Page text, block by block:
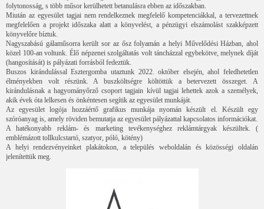
folytonosság, s több műsor kerülhetett betanulásra ebben az időszakban.
Miután az egyesület tagjai nem rendelkeznek megfelelő kompetenciákkal, a tervezettnek
megfelelően a projekt időszaka alatt a könyvelést, a pénzügyi elszámolást szakképzett
könyvelőre bíztuk.
Nagyszabású gálaműsorra került sor az ősz folyamán a helyi Művelődési Házban, ahol
közel 100-an voltunk. Élő népzenei szolgáltatás volt táncházzal egybekötve, melynek díját
(hangosítását) is pályázati forrásból fedeztük.
Buszos kirándulással Esztergomba utaztunk 2022. október elsején, ahol feledhetetlen
élményekben volt részünk. A buszköltségre költöttük a betervezett összeget. A
kirándulásnak a hagyományőrző csoport tagjain kívül tagjai lehettek azok a személyek,
akik évek óta lelkesen és önkéntesen segítik az egyesület munkáját.
Az egyesület logója hozzáértő grafikus munkája nyomán készült el. Készült egy
szóróanyag is, amely röviden bemutatja az egyesület pályázattal kapcsolatos információkat.
A hatékonyabb reklám- és marketing tevékenységhez reklámtárgyak készültek. (
emblémázott tollkulcstartó, szatyor, póló, kötény)
A helyi rendezvényeinket plakátokon, a település weboldalán és közösségi oldalán
jelenítettük meg.